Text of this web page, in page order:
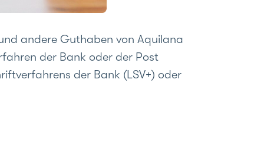
andere Guthaben von Aquilana
der Bank oder der Post
der Bank (LSV+) oder